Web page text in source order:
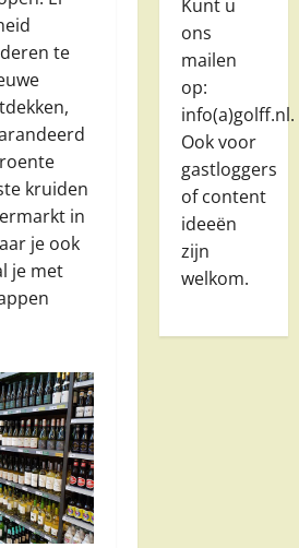
te
kruiden
in
je ook
je met
Kunt u
ons
mailen
op:
info(a)golff.nl.
Ook voor
gastloggers
of content
ideeën
zijn
welkom.